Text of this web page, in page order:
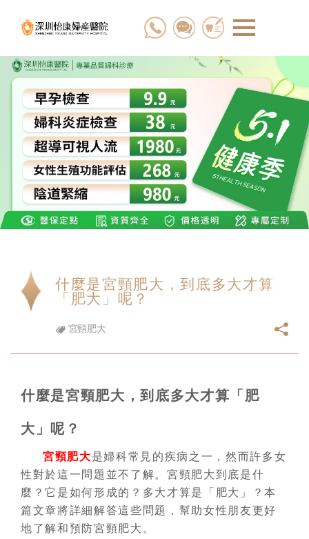
什麼是宮頸肥大，到底多大才算
「肥大」呢？
宮頸肥大
什麼是宮頸肥大，到底多大才算「肥
大」呢？
宮頸肥大是婦科常見的疾病之一，然而許多女
性對於這一問題並不了解。宮頸肥大到底是什
麼？它是如何形成的？多大才算是「肥大」？本
篇文章將詳細解答這些問題，幫助女性朋友更好
地了解和預防宮頸肥大。